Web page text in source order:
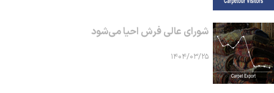
شورای عالی فرش احیا می‌شود
۱۴۰۴/۰۳/۲۵